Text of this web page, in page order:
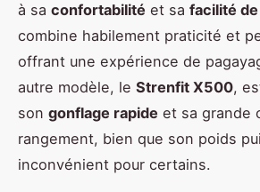
à sa confortabilité et sa facilité
combine habilement praticité et
offrant une expérience de
autre modèle, le Strenfit X500,
son gonflage rapide et sa grande
rangement, bien que son poids
inconvénient pour certains.